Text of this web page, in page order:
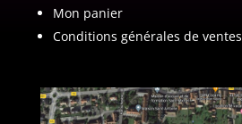
Mon panier
Conditions générales de ventes